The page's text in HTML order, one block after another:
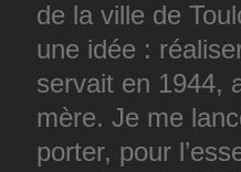
de la ville de
une idée :
servait en 1944,
mère. Je me
porter, pour